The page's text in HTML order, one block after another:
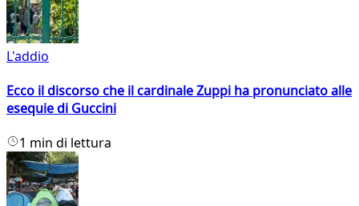
L'addio
Ecco il discorso che il cardinale Zuppi ha pronunciato alle
esequie di Guccini
1 min di lettura